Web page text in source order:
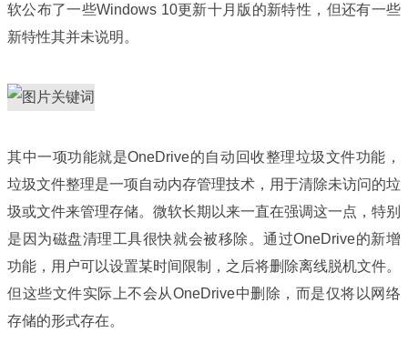
软公布了一些Windows 10更新十月版的新特性，但还有一些
新特性其并未说明。
其中一项功能就是OneDrive的自动回收整理垃圾文件功能，
垃圾文件整理是一项自动内存管理技术，用于清除未访问的垃
圾或文件来管理存储。微软长期以来一直在强调这一点，特别
是因为磁盘清理工具很快就会被移除。通过OneDrive的新增
功能，用户可以设置某时间限制，之后将删除离线脱机文件。
但这些文件实际上不会从OneDrive中删除，而是仅将以网络
存储的形式存在。